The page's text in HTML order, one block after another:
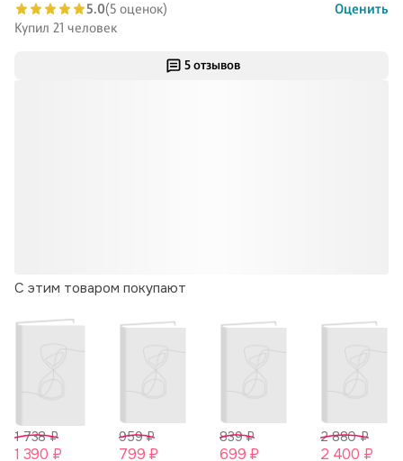
5 отзывов
С этим товаром покупают
1 738 ₽
1 390 ₽
959 ₽
799 ₽
839 ₽
699 ₽
2 880 ₽
2 400 ₽
5.0(5 оценок)
Оценить
Купил 21 человек